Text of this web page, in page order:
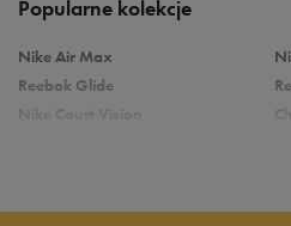
Popularne kolekcje
Nike Air Max
Reebok Glide